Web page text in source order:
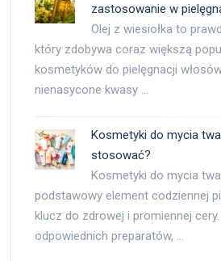
zastosowanie w
Olej z wiesiołka to
który zdobywa coraz większą
kosmetyków do pielęgnacji
nienasycone kwasy …
Kosmetyki do mycia
stosować?
Kosmetyki do mycia
podstawowy element codziennej
klucz do zdrowej i promiennej
odpowiednich preparatów, …